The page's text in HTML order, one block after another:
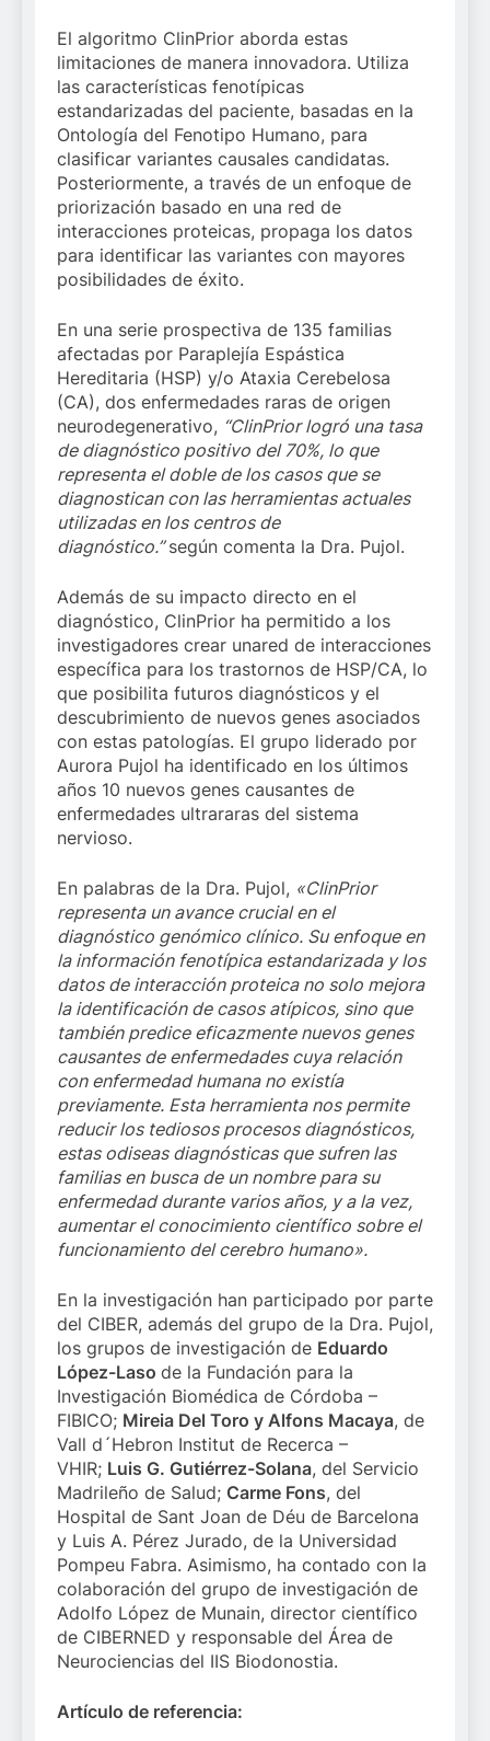
El algoritmo ClinPrior aborda estas
limitaciones de manera innovadora. Utiliza
las características fenotípicas
estandarizadas del paciente, basadas en la
Ontología del Fenotipo Humano, para
clasificar variantes causales candidatas.
Posteriormente, a través de un enfoque de
priorización basado en una red de
interacciones proteicas, propaga los datos
para identificar las variantes con mayores
posibilidades de éxito.
En una serie prospectiva de 135 familias
afectadas por Paraplejía Espástica
Hereditaria (HSP) y/o Ataxia Cerebelosa
(CA), dos enfermedades raras de origen
neurodegenerativo, “ClinPrior logró una tasa
de diagnóstico positivo del 70%, lo que
representa el doble de los casos que se
diagnostican con las herramientas actuales
utilizadas en los centros de
diagnóstico.”según comenta la Dra. Pujol.
Además de su impacto directo en el
diagnóstico, ClinPrior ha permitido a los
investigadores crear unared de interacciones
específica para los trastornos de HSP/CA, lo
que posibilita futuros diagnósticos y el
descubrimiento de nuevos genes asociados
con estas patologías. El grupo liderado por
Aurora Pujol ha identificado en los últimos
años 10 nuevos genes causantes de
enfermedades ultrararas del sistema
nervioso.
En palabras de la Dra. Pujol, «ClinPrior
representa un avance crucial en el
diagnóstico genómico clínico. Su enfoque en
la información fenotípica estandarizada y los
datos de interacción proteica no solo mejora
la identificación de casos atípicos, sino que
también predice eficazmente nuevos genes
causantes de enfermedades cuya relación
con enfermedad humana no existía
previamente. Esta herramienta nos permite
reducir los tediosos procesos diagnósticos,
estas odiseas diagnósticas que sufren las
familias en busca de un nombre para su
enfermedad durante varios años, y a la vez,
aumentar el conocimiento científico sobre el
funcionamiento del cerebro humano».
En la investigación han participado por parte
del CIBER, además del grupo de la Dra. Pujol,
los grupos de investigación de Eduardo
López-Laso de la Fundación para la
Investigación Biomédica de Córdoba –
FIBICO; Mireia Del Toro y Alfons Macaya, de
Vall d´Hebron Institut de Recerca –
VHIR; Luis G. Gutiérrez-Solana, del Servicio
Madrileño de Salud; Carme Fons, del
Hospital de Sant Joan de Déu de Barcelona
y Luis A. Pérez Jurado, de la Universidad
Pompeu Fabra. Asimismo, ha contado con la
colaboración del grupo de investigación de
Adolfo López de Munain, director científico
de CIBERNED y responsable del Área de
Neurociencias del IIS Biodonostia.
Artículo de referencia: